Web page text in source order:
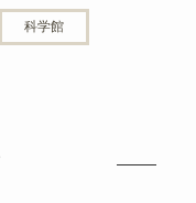
科学館